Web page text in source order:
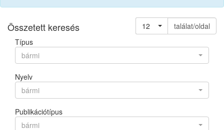
Összetett keresés 12
találat/oldal
Típus
bármi
Nyelv
bármi
Publikációtípus
bármi